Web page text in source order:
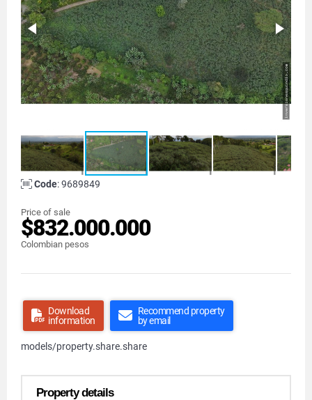
Code: 9689849
Price of sale
$832.000.000
Colombian pesos
Download
information
Recommend property
by email
models/property.share.share
Property details